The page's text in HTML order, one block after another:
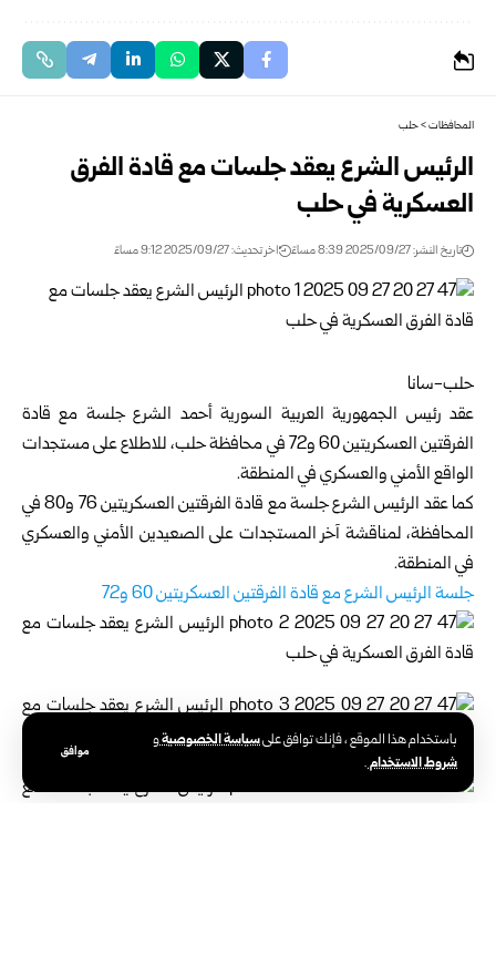
باستخدام هذا الموقع ، فإنك توافق علىسياسة الخصوصيةو
شروط الاستخدام.
موافق
المحافظات>حلب
الرئيس الشرع يعقد جلسات مع قادة الفرق
العسكرية في حلب
تاريخ النشر: 2025/09/27 8:39 مساءً اخر تحديث: 2025/09/27 9:12 مساءً
حلب-سانا
عقد رئيس الجمهورية العربية السورية أحمد الشرع جلسة مع قادة
الفرقتين العسكريتين 60 و72 في محافظة حلب، للاطلاع على مستجدات
الواقع الأمني والعسكري في المنطقة.
كما عقد الرئيس الشرع جلسة مع قادة الفرقتين العسكريتين 76 و80 في
المحافظة، لمناقشة آخر المستجدات على الصعيدين الأمني والعسكري
في المنطقة.
جلسة الرئيس الشرع مع قادة الفرقتين العسكريتين 60 و72